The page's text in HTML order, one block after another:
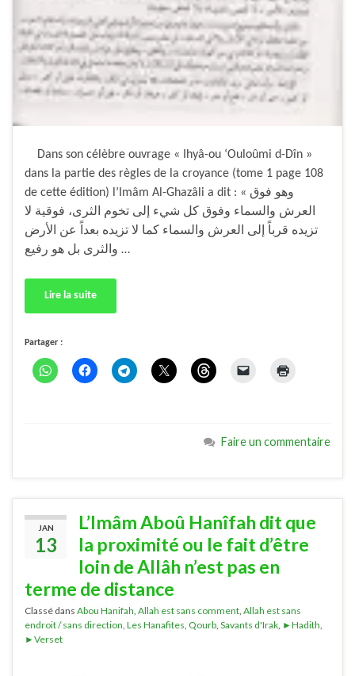
Dans son célèbre ouvrage « Ihyâ-ou ‘Ouloûmi d-Dîn »
dans la partie des règles de la croyance (tome 1 page 108
de cette édition) l’Imâm Al-Ghazâli a dit : « وهو فوق
العرش والسماء وفوق كل شيء إلى تخوم الثرى، فوقية لا
تزيده قرباً إلى العرش والسماء كما لا تزيده بعداً عن الأرض
والثرى بل هو رفيع …
Lire la suite
Partager :
Faire un commentaire
JAN
13
L’Imâm Aboû Hanîfah dit que
la proximité ou le fait d’être
loin de Allâh n’est pas en
terme de distance
Classé dans Abou Hanifah Allah est sans comment Allah est sans
endroit / sans direction Les Hanafites Qourb Savants d'Irak ►Hadith
►Verset